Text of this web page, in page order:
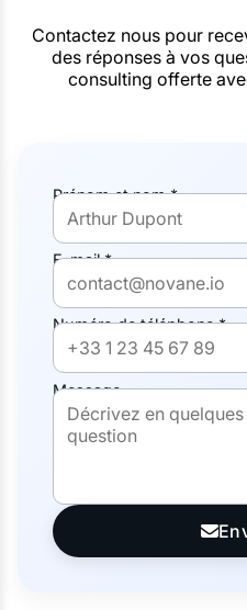
Contactez nous pour
des réponses à vos
consulting offerte
Prénom et nom *
E-mail *
Numéro de téléphone *
Message